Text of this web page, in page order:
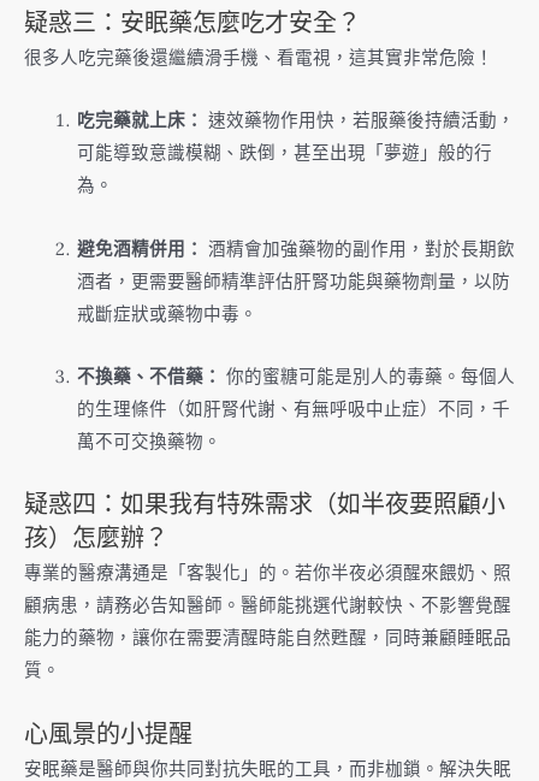
疑惑三：安眠藥怎麼吃才安全？
很多人吃完藥後還繼續滑手機、看電視，這其實非常危險！
吃完藥就上床： 速效藥物作用快，若服藥後持續活動，
可能導致意識模糊、跌倒，甚至出現「夢遊」般的行
為。
避免酒精併用： 酒精會加強藥物的副作用，對於長期飲
酒者，更需要醫師精準評估肝腎功能與藥物劑量，以防
戒斷症狀或藥物中毒。
不換藥、不借藥： 你的蜜糖可能是別人的毒藥。每個人
的生理條件（如肝腎代謝、有無呼吸中止症）不同，千
萬不可交換藥物。
疑惑四：如果我有特殊需求（如半夜要照顧小
孩）怎麼辦？
專業的醫療溝通是「客製化」的。若你半夜必須醒來餵奶、照
顧病患，請務必告知醫師。醫師能挑選代謝較快、不影響覺醒
能力的藥物，讓你在需要清醒時能自然甦醒，同時兼顧睡眠品
質。
心風景的小提醒
安眠藥是醫師與你共同對抗失眠的工具，而非枷鎖。解決失眠